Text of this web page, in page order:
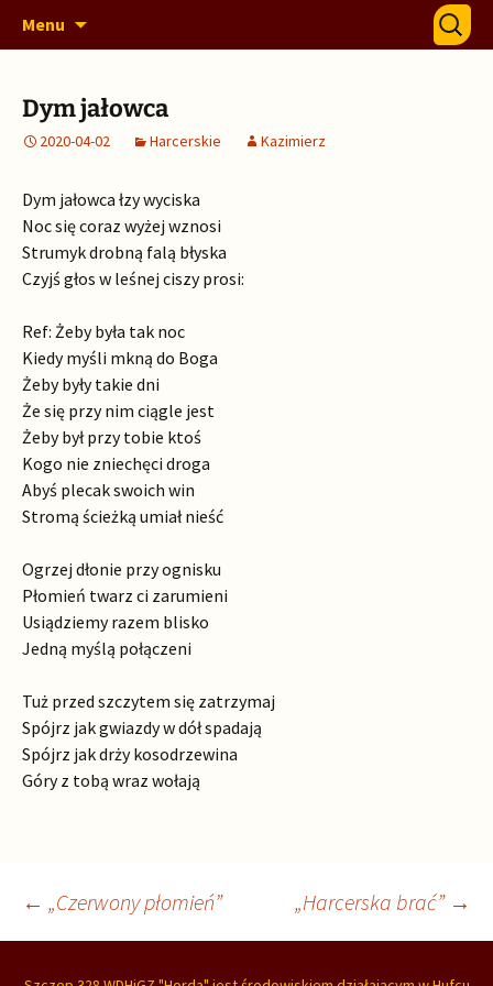
328 Horda
Szczep 328 Warszawskich Drużyn Harcerskich
i Gromad Zuchowych "Horda"
Menu Szukaj:
Dym jałowca
2020-04-02 Harcerskie Kazimierz
Dym jałowca łzy wyciska
Noc się coraz wyżej wznosi
Strumyk drobną falą błyska
Czyjś głos w leśnej ciszy prosi:
Ref: Żeby była tak noc
Kiedy myśli mkną do Boga
Żeby były takie dni
Że się przy nim ciągle jest
Żeby był przy tobie ktoś
Kogo nie zniechęci droga
Abyś plecak swoich win
Stromą ścieżką umiał nieść
Ogrzej dłonie przy ognisku
Płomień twarz ci zarumieni
Usiądziemy razem blisko
Jedną myślą połączeni
Tuż przed szczytem się zatrzymaj
Spójrz jak gwiazdy w dół spadają
Spójrz jak drży kosodrzewina
Góry z tobą wraz wołają
Nawigacja
← „Czerwony płomień” „Harcerska brać” →